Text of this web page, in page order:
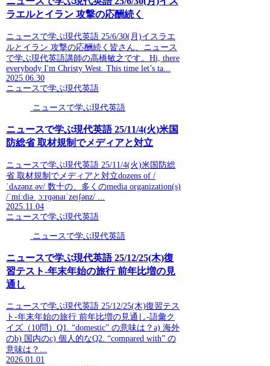
ラエルとイラン 攻撃の応酬続く
ニュースで学ぶ現代英語 25/6/30(月)イスラエ
ルとイラン 攻撃の応酬続く皆さん、ニュース
で学ぶ現代英語講師の高橋敏之です。Hi, there
everybody I'm Christy West. This time let’s ta...
2025.06.30
ニュースで学ぶ現代英語
ニュースで学ぶ現代英語
ニュースで学ぶ現代英語 25/11/4(火)米国
防総省 取材規制でメディアと対立
ニュースで学ぶ現代英語 25/11/4(火)米国防総
省 取材規制でメディアと対立dozens of /
ˈdʌzənz əv/ 数十の、多くのmedia organization(s)
/ˈmiːdiə ˌɔːrɡənaɪˈzeɪʃənz/ ...
2025.11.04
ニュースで学ぶ現代英語
ニュースで学ぶ現代英語
ニュースで学ぶ現代英語 25/12/25(木)復
習テスト-年末年始の旅行 前年比増の見
通し
ニュースで学ぶ現代英語 25/12/25(木)復習テス
ト-年末年始の旅行 前年比増の見通し-語彙ク
イズ（10問）Q1. “domestic” の意味は？a) 海外
のb) 国内のc) 個人的なQ2. “compared with” の
意味は？...
2026.01.01